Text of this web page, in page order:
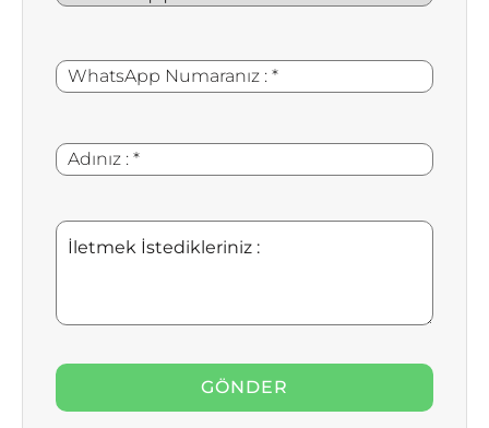
WhatsApp
Numaranız
*
Adınız
:
*
İletmek
İstedikleriniz